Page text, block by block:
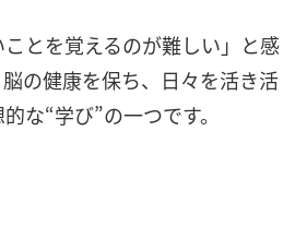
とを覚えるのが難しい」と感
の健康を保ち、日々を活き活
な“学び”の一つです。